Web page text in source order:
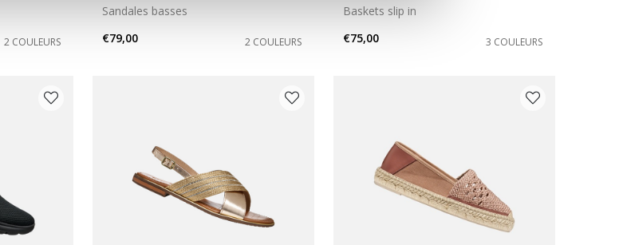
2 COULEURS
Sandales basses
€79,00
2 COULEURS
Baskets slip in
€75,00
3 COULEURS